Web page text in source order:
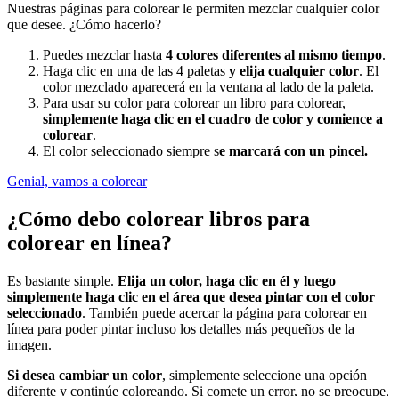
Nuestras páginas para colorear le permiten mezclar cualquier color
que desee. ¿Cómo hacerlo?
Puedes mezclar hasta 4 colores diferentes al mismo tiempo.
Haga clic en una de las 4 paletas y elija cualquier color. El
color mezclado aparecerá en la ventana al lado de la paleta.
Para usar su color para colorear un libro para colorear,
simplemente haga clic en el cuadro de color y comience a
colorear.
El color seleccionado siempre se marcará con un pincel.
Genial, vamos a colorear
¿Cómo debo colorear libros para
colorear en línea?
Es bastante simple. Elija un color, haga clic en él y luego
simplemente haga clic en el área que desea pintar con el color
seleccionado. También puede acercar la página para colorear en
línea para poder pintar incluso los detalles más pequeños de la
imagen.
Si desea cambiar un color, simplemente seleccione una opción
diferente y continúe coloreando. Si comete un error, no se preocupe,